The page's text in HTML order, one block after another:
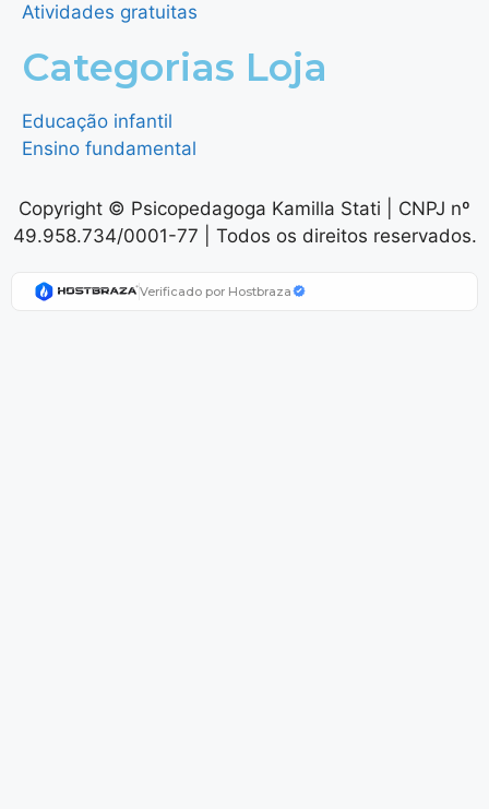
Atividades gratuitas
Categorias Loja
Educação infantil
Ensino fundamental
Copyright © Psicopedagoga Kamilla Stati | CNPJ nº
49.958.734/0001-77 | Todos os direitos reservados.